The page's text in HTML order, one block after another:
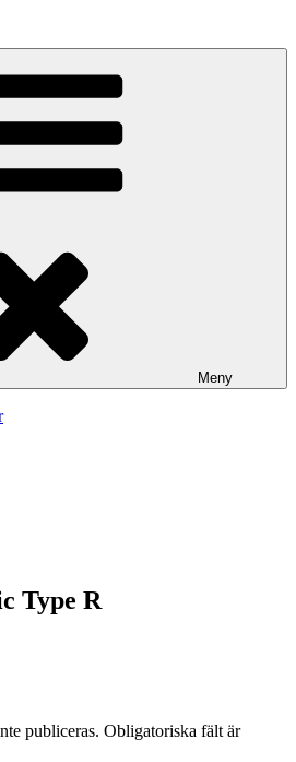
Meny
Type R
publiceras. Obligatoriska fält är